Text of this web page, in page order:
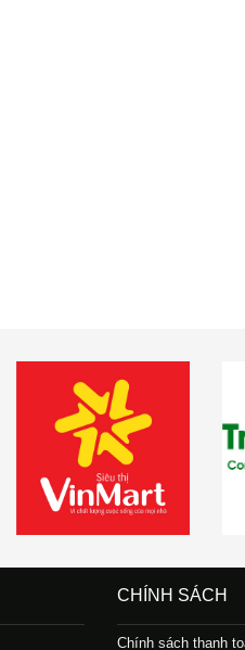
CHÍNH SÁCH
Chính sách thanh